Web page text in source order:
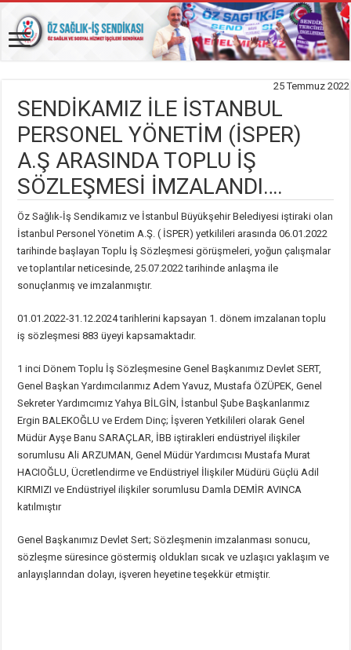
25 Temmuz 2022
SENDİKAMIZ İLE İSTANBUL
PERSONEL YÖNETİM (İSPER)
A.Ş ARASINDA TOPLU İŞ
SÖZLEŞMESİ İMZALANDI….
Öz Sağlık-İş Sendikamız ve İstanbul Büyükşehir Belediyesi iştiraki olan
İstanbul Personel Yönetim A.Ş. ( İSPER) yetkilileri arasında 06.01.2022
tarihinde başlayan Toplu İş Sözleşmesi görüşmeleri, yoğun çalışmalar
ve toplantılar neticesinde, 25.07.2022 tarihinde anlaşma ile
sonuçlanmış ve imzalanmıştır.
01.01.2022-31.12.2024 tarihlerini kapsayan 1. dönem imzalanan toplu
iş sözleşmesi 883 üyeyi kapsamaktadır.
1 inci Dönem Toplu İş Sözleşmesine Genel Başkanımız Devlet SERT,
Genel Başkan Yardımcılarımız Adem Yavuz, Mustafa ÖZÜPEK, Genel
Sekreter Yardımcımız Yahya BİLGİN, İstanbul Şube Başkanlarımız
Ergin BALEKOĞLU ve Erdem Dinç; İşveren Yetkilileri olarak Genel
Müdür Ayşe Banu SARAÇLAR, İBB iştirakleri endüstriyel ilişkiler
sorumlusu Ali ARZUMAN, Genel Müdür Yardımcısı Mustafa Murat
HACIOĞLU, Ücretlendirme ve Endüstriyel İlişkiler Müdürü Güçlü Adil
KIRMIZI ve Endüstriyel ilişkiler sorumlusu Damla DEMİR AVINCA
katılmıştır
Genel Başkanımız Devlet Sert; Sözleşmenin imzalanması sonucu,
sözleşme süresince göstermiş oldukları sıcak ve uzlaşıcı yaklaşım ve
anlayışlarından dolayı, işveren heyetine teşekkür etmiştir.